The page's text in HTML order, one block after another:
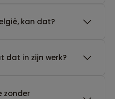
kan dat?
dat in zijn werk?
zonder